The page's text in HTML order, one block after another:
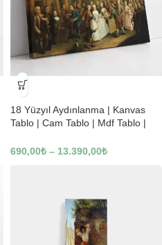
-23%
18 Yüzyıl Aydınlanma | Kanvas
Tablo | Cam Tablo | Mdf Tablo |
690,00₺ – 13.390,00₺